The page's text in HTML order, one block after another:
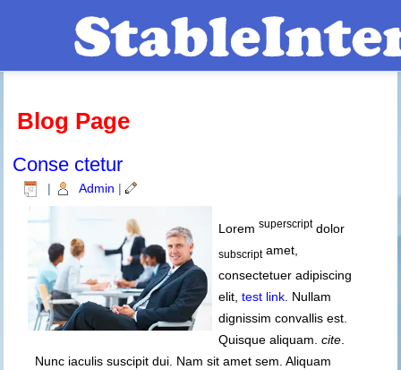
Blog Page
Conse ctetur
| Admin |
Lorem superscriptdolor
subscriptamet,
consectetuer adipiscing
elit, test link. Nullam
dignissim convallis est.
Quisque aliquam. cite.
Nunc iaculis suscipit dui. Nam sit amet sem. Aliquam